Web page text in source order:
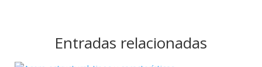
Entradas relacionadas